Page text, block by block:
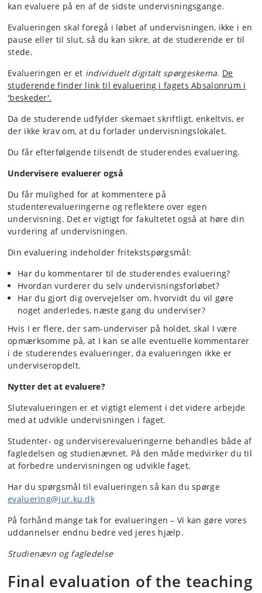
kan evaluere på en af de sidste undervisningsgange.
Evalueringen skal foregå i løbet af undervisningen, ikke i en
pause eller til slut, så du kan sikre, at de studerende er til
stede.
Evalueringen er et individuelt digitalt spørgeskema. De
studerende finder link til evaluering i fagets Absalonrum i
'beskeder'.
Da de studerende udfylder skemaet skriftligt, enkeltvis, er
der ikke krav om, at du forlader undervisningslokalet.
Du får efterfølgende tilsendt de studerendes evaluering.
Undervisere evaluerer også
Du får mulighed for at kommentere på
studenterevalueringerne og reflektere over egen
undervisning. Det er vigtigt for fakultetet også at høre din
vurdering af undervisningen.
Din evaluering indeholder fritekstspørgsmål:
Har du kommentarer til de studerendes evaluering?
Hvordan vurderer du selv undervisningsforløbet?
Har du gjort dig overvejelser om, hvorvidt du vil gøre
noget anderledes, næste gang du underviser?
Hvis I er flere, der sam-underviser på holdet, skal I være
opmærksomme på, at I kan se alle eventuelle kommentarer
i de studerendes evalueringer, da evalueringen ikke er
underviseropdelt.
Nytter det at evaluere?
Slutevalueringen er et vigtigt element i det videre arbejde
med at udvikle undervisningen i faget.
Studenter- og underviserevalueringerne behandles både af
fagledelsen og studienævnet. På den måde medvirker du til
at forbedre undervisningen og udvikle faget.
Har du spørgsmål til evalueringen så kan du spørge
evaluering@jur.ku.dk
På forhånd mange tak for evalueringen – Vi kan gøre vores
uddannelser endnu bedre ved jeres hjælp.
Studienævn og fagledelse
Final evaluation of the teaching